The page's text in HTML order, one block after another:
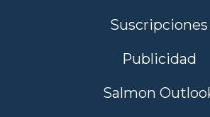
Suscripciones
Publicidad
Salmon